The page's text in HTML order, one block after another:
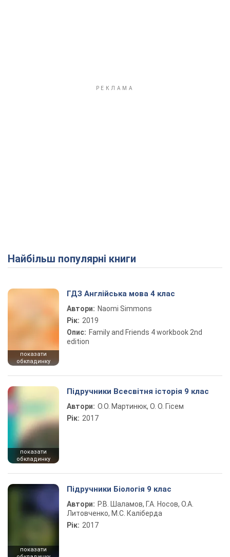
Найбільш популярні книги
показати
обкладинку
ГДЗ Англійська мова 4 клас
Автори: Naomi Simmons
Рік: 2019
Опис: Family and Friends 4 workbook 2nd
edition
показати
обкладинку
Підручники Всесвітня історія 9 клас
Автори: О.О. Мартинюк, О. О. Гісем
Рік: 2017
показати
Підручники Біологія 9 клас
Автори: Р.В. Шаламов, Г.А. Носов, О.А.
Литовченко, М.С. Каліберда
Рік: 2017